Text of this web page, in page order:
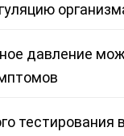
давление
тестирования в